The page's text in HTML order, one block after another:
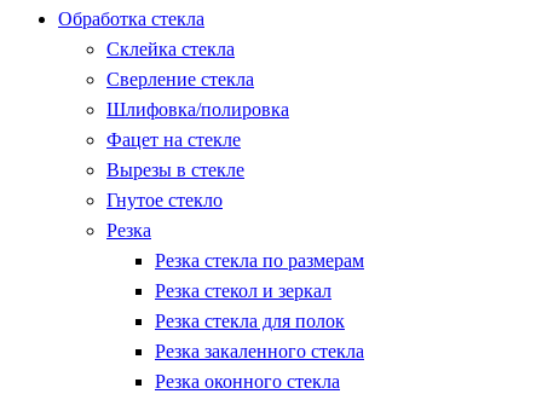
Обработка стекла
Склейка стекла
Сверление стекла
Шлифовка/полировка
Фацет на стекле
Вырезы в стекле
Гнутое стекло
Резка
Резка стекла по размерам
Резка стекол и зеркал
Резка стекла для полок
Резка закаленного стекла
Резка оконного стекла